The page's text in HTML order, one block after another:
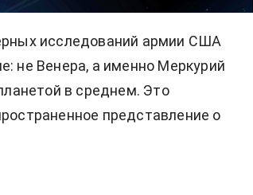
исследований армии США
не Венера, а именно Меркурий
в среднем. Это
представление о